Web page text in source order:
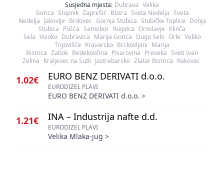
Susjedna mjesta: Dubrava Velika
Gorica Stupnik Zaprešić Bistra Sveta Nedelja Sveta
Nedelja Jakovlje Brdovec Gornja Stubica Stubičke Toplice Donja
Stubica Pušća Samobor Rugvica Oroslavje Klinča
Sela Visoko Dubravica Marija Gorica Dugo Selo Orle Veliko
Trgovišće Kravarsko Brckovljani Marija
Bistrica Zabok Bedekovčina Pisarovina Preseka Sveti Ivan
Zelina Kraljevec na Sutli Jastrebarsko Zlatar Bistrica Rakovec
1.02€ EURO BENZ DERIVATI d.o.o.
EURODIZEL PLAVI
EURO BENZ DERIVATI d.o.o. >
1.21€ INA – Industrija nafte d.d.
EURODIZEL PLAVI
Velika Mlaka-jug >